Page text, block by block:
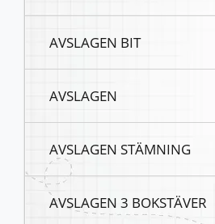
AVSLAGEN BIT
AVSLAGEN
AVSLAGEN STÄMNING
AVSLAGEN 3 BOKSTÄVER